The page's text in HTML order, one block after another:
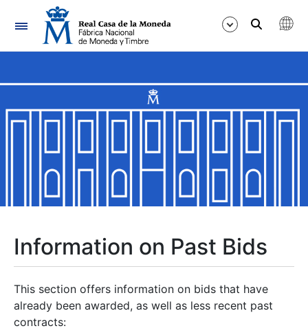
Navigation
Show/Hide
Show/Hide
Show/Hide
Information on Past Bids
This section offers information on bids that have
already been awarded, as well as less recent past
contracts: